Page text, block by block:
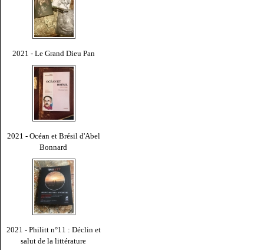
2021 - Le Grand Dieu Pan
2021 - Océan et Brésil d'Abel
Bonnard
2021 - Philitt n°11 : Déclin et
salut de la littérature